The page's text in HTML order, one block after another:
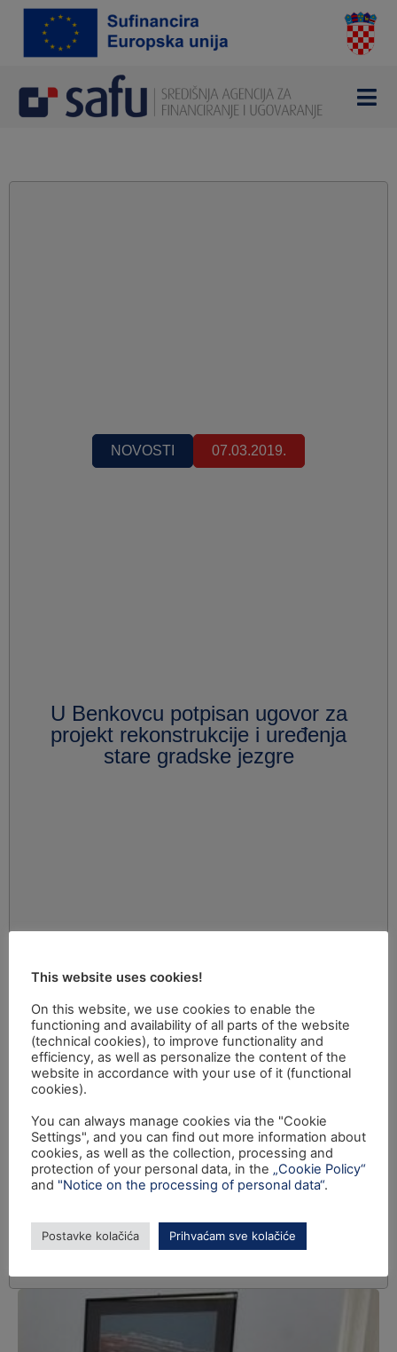
NOVOSTI 07.03.2019.
U Benkovcu potpisan ugovor za
projekt rekonstrukcije i uređenja
stare gradske jezgre
This website uses cookies!
On this website, we use cookies to enable the
functioning and availability of all parts of the website
(technical cookies), to improve functionality and
efficiency, as well as personalize the content of the
website in accordance with your use of it (functional
cookies).
You can always manage cookies via the "Cookie
Settings", and you can find out more information about
cookies, as well as the collection, processing and
protection of your personal data, in the „Cookie Policy“
and "Notice on the processing of personal data“.
Postavke kolačića Prihvaćam sve kolačiće